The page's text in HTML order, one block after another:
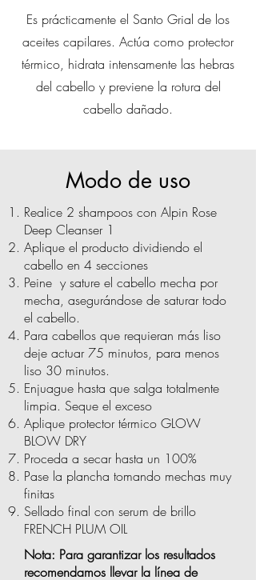
Es prácticamente el Santo Grial de los
aceites capilares. Actúa como protector
térmico, hidrata intensamente las hebras
del cabello y previene la rotura del
cabello dañado.
Modo de uso
Realice 2 shampoos con Alpin Rose
Deep Cleanser 1
Aplique el producto dividiendo el
cabello en 4 secciones
Peine y sature el cabello mecha por
mecha, asegurándose de saturar todo
el cabello.
Para cabellos que requieran más liso
deje actuar 75 minutos, para menos
liso 30 minutos.
Enjuague hasta que salga totalmente
limpia. Seque el exceso
Aplique protector térmico GLOW
BLOW DRY
Proceda a secar hasta un 100%
Pase la plancha tomando mechas muy
finitas
Sellado final con serum de brillo
FRENCH PLUM OIL
Nota: Para garantizar los resultados
recomendamos llevar la línea de